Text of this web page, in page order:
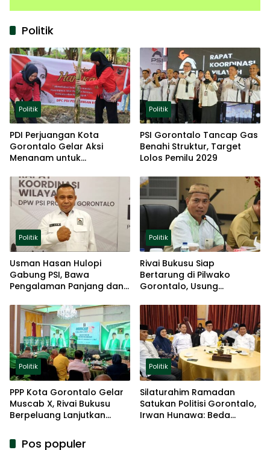
Politik
Politik
PDI Perjuangan Kota
Gorontalo Gelar Aksi
Menanam untuk
Politik
PSI Gorontalo Tancap Gas
Benahi Struktur, Target
Lolos Pemilu 2029
Politik
Usman Hasan Hulopi
Gabung PSI, Bawa
Pengalaman Panjang dan
Politik
Rivai Bukusu Siap
Bertarung di Pilwako
Gorontalo, Usung
Politik
Politik
PPP Kota Gorontalo Gelar
Muscab X, Rivai Bukusu
Berpeluang Lanjutkan
Politik
Silaturahim Ramadan
Satukan Politisi Gorontalo,
Irwan Hunawa: Beda
Pos populer